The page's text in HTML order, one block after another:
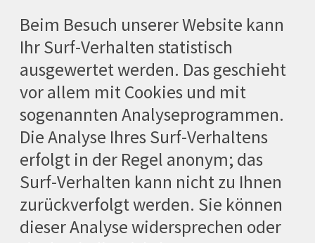
Beim Besuch unserer Website kann
Ihr Surf-Verhalten statistisch
ausgewertet werden. Das geschieht
vor allem mit Cookies und mit
sogenannten Analyseprogrammen.
Die Analyse Ihres Surf-Verhaltens
erfolgt in der Regel anonym; das
Surf-Verhalten kann nicht zu Ihnen
zurückverfolgt werden. Sie können
dieser Analyse widersprechen oder